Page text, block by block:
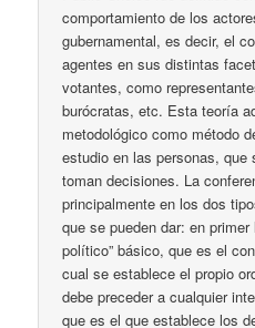
comportamiento de los
gubernamental, es decir, el
agentes en sus distintas
votantes, como
burócratas, etc. Esta teoría
metodológico como método
estudio en las personas,
toman decisiones. La
principalmente en los dos
que se pueden dar: en primer
político” básico, que es el
cual se establece el propio
debe preceder a cualquier
que es el que establece los